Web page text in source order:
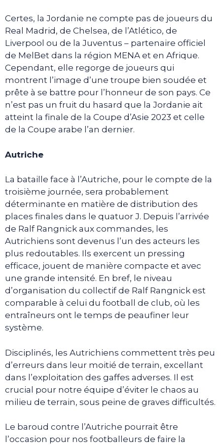
Certes, la Jordanie ne compte pas de joueurs du
Real Madrid, de Chelsea, de l’Atlético, de
Liverpool ou de la Juventus – partenaire officiel
de MelBet dans la région MENA et en Afrique.
Cependant, elle regorge de joueurs qui
montrent l’image d’une troupe bien soudée et
prête à se battre pour l’honneur de son pays. Ce
n’est pas un fruit du hasard que la Jordanie ait
atteint la finale de la Coupe d’Asie 2023 et celle
de la Coupe arabe l’an dernier.
Autriche
La bataille face à l’Autriche, pour le compte de la
troisième journée, sera probablement
déterminante en matière de distribution des
places finales dans le quatuor J. Depuis l’arrivée
de Ralf Rangnick aux commandes, les
Autrichiens sont devenus l’un des acteurs les
plus redoutables. Ils exercent un pressing
efficace, jouent de manière compacte et avec
une grande intensité. En bref, le niveau
d’organisation du collectif de Ralf Rangnick est
comparable à celui du football de club, où les
entraîneurs ont le temps de peaufiner leur
système.
Disciplinés, les Autrichiens commettent très peu
d’erreurs dans leur moitié de terrain, excellant
dans l’exploitation des gaffes adverses. Il est
crucial pour notre équipe d’éviter le chaos au
milieu de terrain, sous peine de graves difficultés.
Le baroud contre l’Autriche pourrait être
l’occasion pour nos footballeurs de faire la